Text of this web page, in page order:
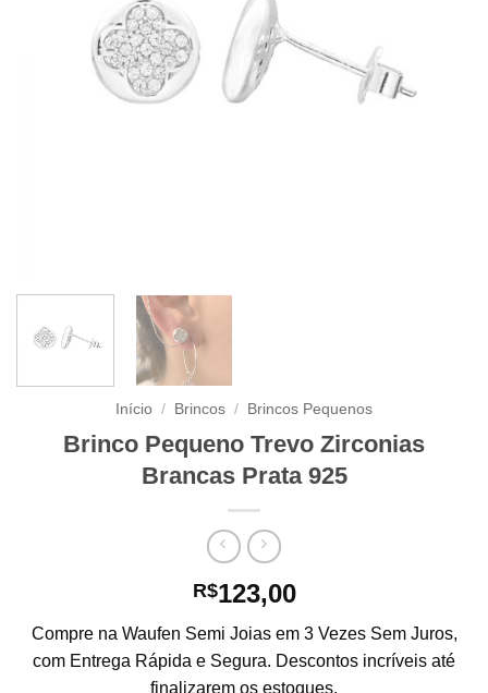
Início / Brincos / Brincos Pequenos
Brinco Pequeno Trevo Zirconias
Brancas Prata 925
R$123,00
Compre na Waufen Semi Joias em 3 Vezes Sem Juros,
com Entrega Rápida e Segura. Descontos incríveis até
finalizarem os estoques.